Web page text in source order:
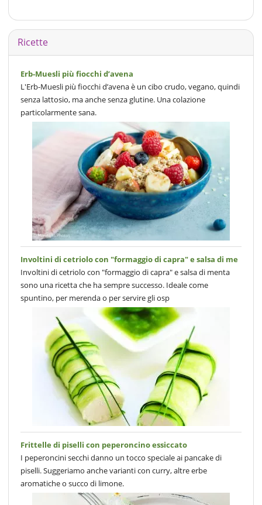
Ricette
Erb-Muesli più fiocchi d’avena
L'Erb-Muesli più fiocchi d’avena è un cibo crudo, vegano, quindi
senza lattosio, ma anche senza glutine. Una colazione
particolarmente sana.
Involtini di cetriolo con "formaggio di capra" e salsa di me
Involtini di cetriolo con "formaggio di capra" e salsa di menta
sono una ricetta che ha sempre successo. Ideale come
spuntino, per merenda o per servire gli osp
Frittelle di piselli con peperoncino essiccato
I peperoncini secchi danno un tocco speciale ai pancake di
piselli. Suggeriamo anche varianti con curry, altre erbe
aromatiche o succo di limone.